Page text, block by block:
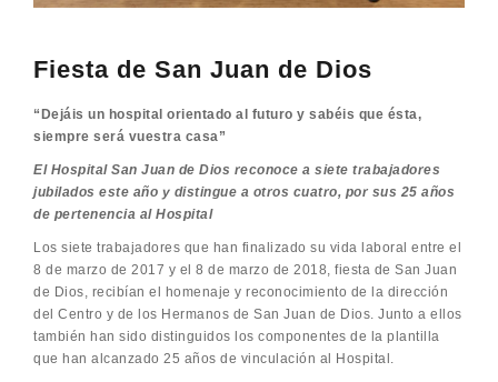
Fiesta de San Juan de Dios
“Dejáis un hospital orientado al futuro y sabéis que ésta,
siempre será vuestra casa”
El Hospital San Juan de Dios reconoce a siete trabajadores
jubilados este año y distingue a otros cuatro, por sus 25 años
de pertenencia al Hospital
Los siete trabajadores que han finalizado su vida laboral entre el
8 de marzo de 2017 y el 8 de marzo de 2018, fiesta de San Juan
de Dios, recibían el homenaje y reconocimiento de la dirección
del Centro y de los Hermanos de San Juan de Dios. Junto a ellos
también han sido distinguidos los componentes de la plantilla
que han alcanzado 25 años de vinculación al Hospital.